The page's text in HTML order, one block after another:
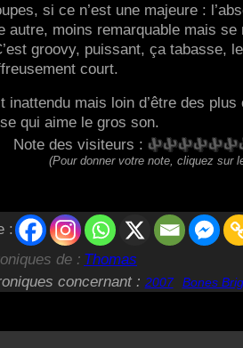
si ce n’est une majeure :
autre, moins remarquable mais
groovy, puissant, ça tabasse,
court.
inattendu mais loin d’être des
qui aime le gros son.
Note des visiteurs :
(Pour donner votre note, cliquez sur
:
de : Thomas
concernant : 2007 Bones